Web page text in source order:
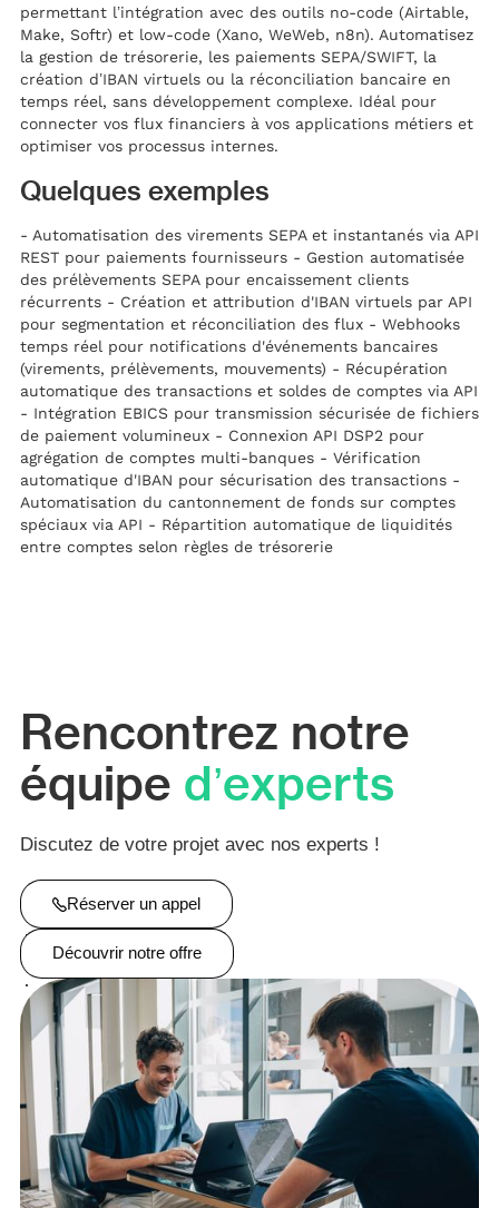
permettant l’intégration avec des outils no-code (Airtable,
Make, Softr) et low-code (Xano, WeWeb, n8n). Automatisez
la gestion de trésorerie, les paiements SEPA/SWIFT, la
création d’IBAN virtuels ou la réconciliation bancaire en
temps réel, sans développement complexe. Idéal pour
connecter vos flux financiers à vos applications métiers et
optimiser vos processus internes.
Quelques exemples
- Automatisation des virements SEPA et instantanés via API
REST pour paiements fournisseurs - Gestion automatisée
des prélèvements SEPA pour encaissement clients
récurrents - Création et attribution d'IBAN virtuels par API
pour segmentation et réconciliation des flux - Webhooks
temps réel pour notifications d'événements bancaires
(virements, prélèvements, mouvements) - Récupération
automatique des transactions et soldes de comptes via API
- Intégration EBICS pour transmission sécurisée de fichiers
de paiement volumineux - Connexion API DSP2 pour
agrégation de comptes multi-banques - Vérification
automatique d'IBAN pour sécurisation des transactions -
Automatisation du cantonnement de fonds sur comptes
spéciaux via API - Répartition automatique de liquidités
entre comptes selon règles de trésorerie
Rencontrez notre
équipe d’experts
Discutez de votre projet avec nos experts !
Réserver un appel
Découvrir notre offre